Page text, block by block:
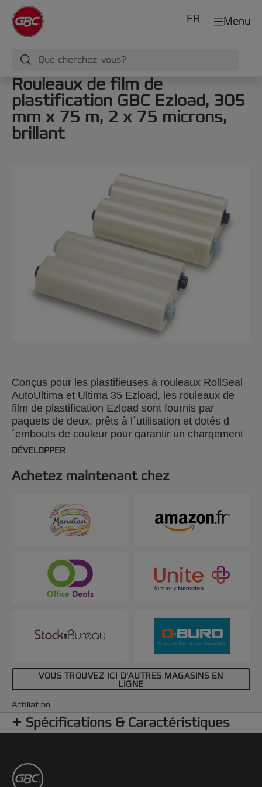
Menu
FR
Rouleaux de film de
plastification GBC Ezload, 305
mm x 75 m, 2 x 75 microns,
brillant
Conçus pour les plastifieuses à rouleaux RollSeal
AutoUltima et Ultima 35 Ezload, les rouleaux de
film de plastification Ezload sont fournis par
paquets de deux, prêts à l´utilisation et dotés d
´embouts de couleur pour garantir un chargement
facile. Ces films sont disponibles en différentes
DÉVELOPPER
Achetez maintenant chez
VOUS TROUVEZ ICI D'AUTRES MAGASINS EN
LIGNE
Affiliation
Spécifications & Caractéristiques